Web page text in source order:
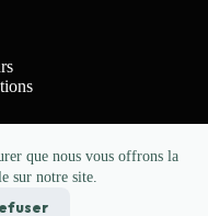
que nous vous offrons la
sur notre site.